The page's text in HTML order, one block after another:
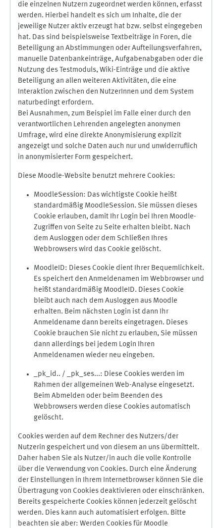
die einzelnen Nutzern zugeordnet werden können, erfasst
werden. Hierbei handelt es sich um Inhalte, die der
jeweilige Nutzer aktiv erzeugt hat bzw. selbst eingegeben
hat. Das sind beispielsweise Textbeiträge in Foren, die
Beteiligung an Abstimmungen oder Aufteilungsverfahren,
manuelle Datenbankeinträge, Aufgabenabgaben oder die
Nutzung des Testmoduls, Wiki-Einträge und die aktive
Beteiligung an allen weiteren Aktivitäten, die eine
Interaktion zwischen den NutzerInnen und dem System
naturbedingt erfordern.
Bei Ausnahmen, zum Beispiel im Falle einer durch den
verantwortlichen Lehrenden angelegten anonymen
Umfrage, wird eine direkte Anonymisierung explizit
angezeigt und solche Daten auch nur und unwiderruflich
in anonymisierter Form gespeichert.
Diese Moodle-Website benutzt mehrere Cookies:
MoodleSession: Das wichtigste Cookie heißt
standardmäßig MoodleSession. Sie müssen dieses
Cookie erlauben, damit Ihr Login bei Ihren Moodle-
Zugriffen von Seite zu Seite erhalten bleibt. Nach
dem Ausloggen oder dem Schließen Ihres
Webbrowsers wird das Cookie gelöscht.
MoodleID: Dieses Cookie dient Ihrer Bequemlichkeit.
Es speichert den Anmeldenamen im Webbrowser und
heißt standardmäßig MoodleID. Dieses Cookie
bleibt auch nach dem Ausloggen aus Moodle
erhalten. Beim nächsten Login ist dann Ihr
Anmeldename dann bereits eingetragen. Dieses
Cookie brauchen Sie nicht zu erlauben, Sie müssen
dann allerdings bei jedem Login Ihren
Anmeldenamen wieder neu eingeben.
_pk_id.. / _pk_ses...: Diese Cookies werden im
Rahmen der allgemeinen Web-Analyse eingesetzt.
Beim Abmelden oder beim Beenden des
Webbrowsers werden diese Cookies automatisch
gelöscht.
Cookies werden auf dem Rechner des Nutzers/der
Nutzerin gespeichert und von diesem an uns übermittelt.
Daher haben Sie als Nutzer/in auch die volle Kontrolle
über die Verwendung von Cookies. Durch eine Änderung
der Einstellungen in Ihrem Internetbrowser können Sie die
Übertragung von Cookies deaktivieren oder einschränken.
Bereits gespeicherte Cookies können jederzeit gelöscht
werden. Dies kann auch automatisiert erfolgen. Bitte
beachten sie aber: Werden Cookies für Moodle